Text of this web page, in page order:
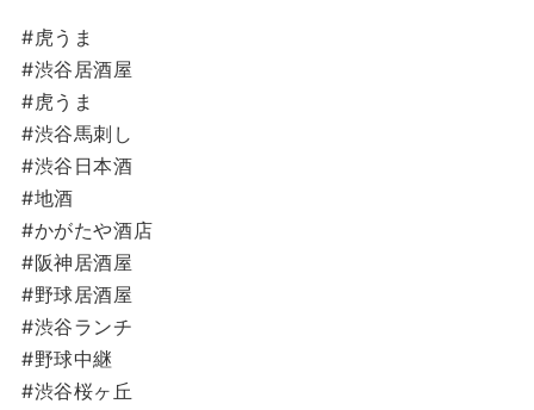
#虎うま
#渋谷居酒屋
#虎うま
#渋谷馬刺し
#渋谷日本酒
#地酒
#かがたや酒店
#阪神居酒屋
#野球居酒屋
#渋谷ランチ
#野球中継
#渋谷桜ヶ丘